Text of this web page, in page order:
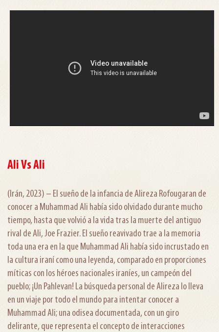
Ali Vs Ali
(Irán, 2023) – El sueño de la infancia de Alireza Rofougaran de
conocer a Muhammad Ali había sido olvidado durante mucho
tiempo, hasta que volvió a la vida tras la muerte del antiguo
rival de Ali, Joe Frazier. El sueño reavivado trae a la memoria
toda una era en la que Muhammad Ali había sido incrustado en
la cultura iraní como una leyenda, comparado en proporciones
míticas con los héroes nacionales iraníes, un campeón del
pueblo; ¡Un Pahlevan! La búsqueda personal de Alireza lo lleva
en un viaje por todo el mundo para intentar conocer a
Muhammad Ali; una odisea documentada, con un giro
delirante, que representa el concepto de interacciones